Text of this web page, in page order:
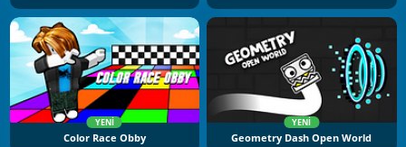
YENI
Color Race Obby
YENI
Geometry Dash Open World